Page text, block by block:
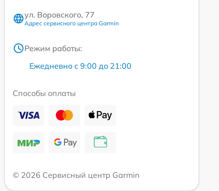
ул. Воровского, 77
Адрес сервисного центра Garmin
Режим работы:
Ежедневно с 9:00 до 21:00
Способы оплаты
© 2026 Сервисный центр Garmin